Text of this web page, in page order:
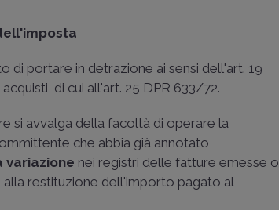
di portare in detrazione ai sensi dell'art. 19
di cui all'art. 25 DPR 633/72.
si avvalga della facoltà di operare la
che abbia già annotato
variazione nei registri delle fatture emesse o
alla restituzione dell'importo pagato al